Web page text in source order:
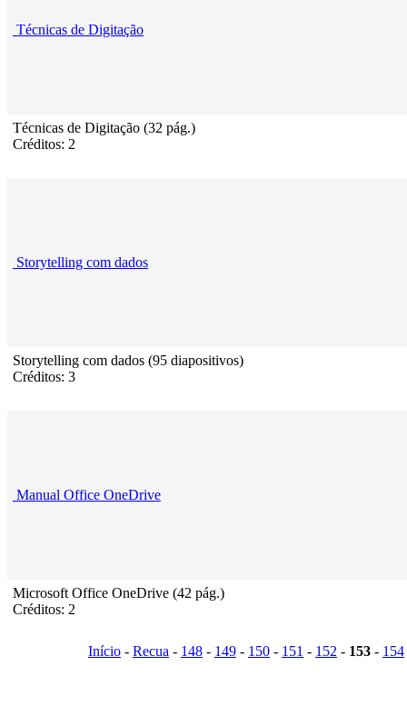
Técnicas de Digitação
Técnicas de Digitação (32 pág.)
Créditos: 2
Storytelling com dados
Storytelling com dados (95 diapositivos)
Créditos: 3
Manual Office OneDrive
Microsoft Office OneDrive (42 pág.)
Créditos: 2
Início - Recua - 148 - 149 - 150 - 151 - 152 - 153 - 154